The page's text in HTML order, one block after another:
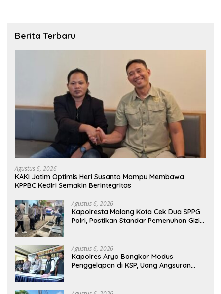
Berita Terbaru
Agustus 6, 2026
KAKI Jatim Optimis Heri Susanto Mampu Membawa
KPPBC Kediri Semakin Berintegritas
Agustus 6, 2026
Kapolresta Malang Kota Cek Dua SPPG
Polri, Pastikan Standar Pemenuhan Gizi
Agustus 6, 2026
Kapolres Aryo Bongkar Modus
Penggelapan di KSP, Uang Angsuran